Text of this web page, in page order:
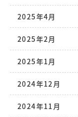
2025年4月
2025年2月
2025年1月
2024年12月
2024年11月